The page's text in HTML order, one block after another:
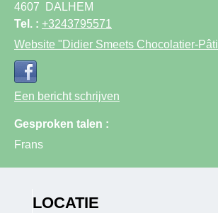
4607
DALHEM
Tel. : +3243795571
Website "Didier Smeets Chocolatier-
Een bericht schrijven
Gesproken talen :
Frans
LOCATIE